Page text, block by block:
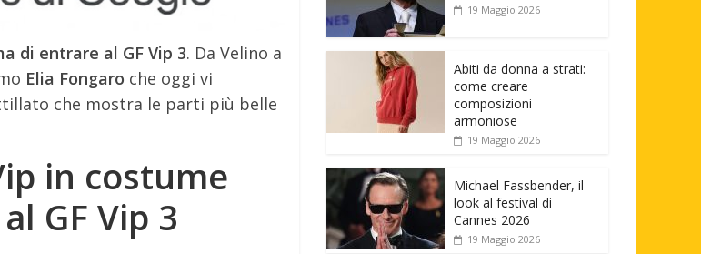
di entrare al GF Vip 3. Da Velino a
Elia Fongaro che oggi vi
che mostra le parti più belle
in costume
GF Vip 3
19 Maggio 2026
Abiti da donna a strati:
come creare
composizioni
armoniose
19 Maggio 2026
Michael Fassbender, il
look al festival di
Cannes 2026
19 Maggio 2026